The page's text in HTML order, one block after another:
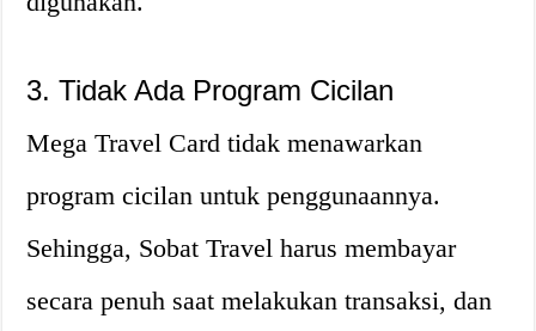
3. Tidak Ada Program Cicilan
Mega Travel Card tidak menawarkan
program cicilan untuk penggunaannya.
Sehingga, Sobat Travel harus membayar
secara penuh saat melakukan transaksi, dan